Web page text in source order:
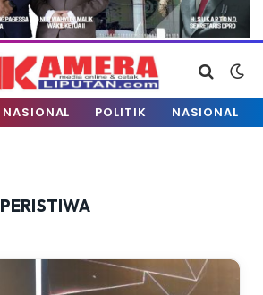
NASIONAL POLITIK NASIONAL
PERISTIWA